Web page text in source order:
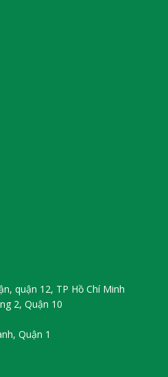
quận 12, TP Hồ Chí Minh
2, Quận 10
Quận 1